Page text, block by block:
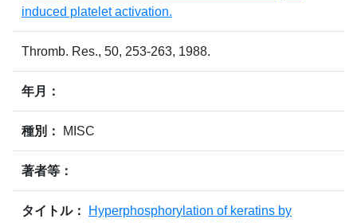
induced platelet activation.
Thromb. Res., 50, 253-263, 1988.
年月：
種別： MISC
著者等：
タイトル：
Hyperphosphorylation of keratins by